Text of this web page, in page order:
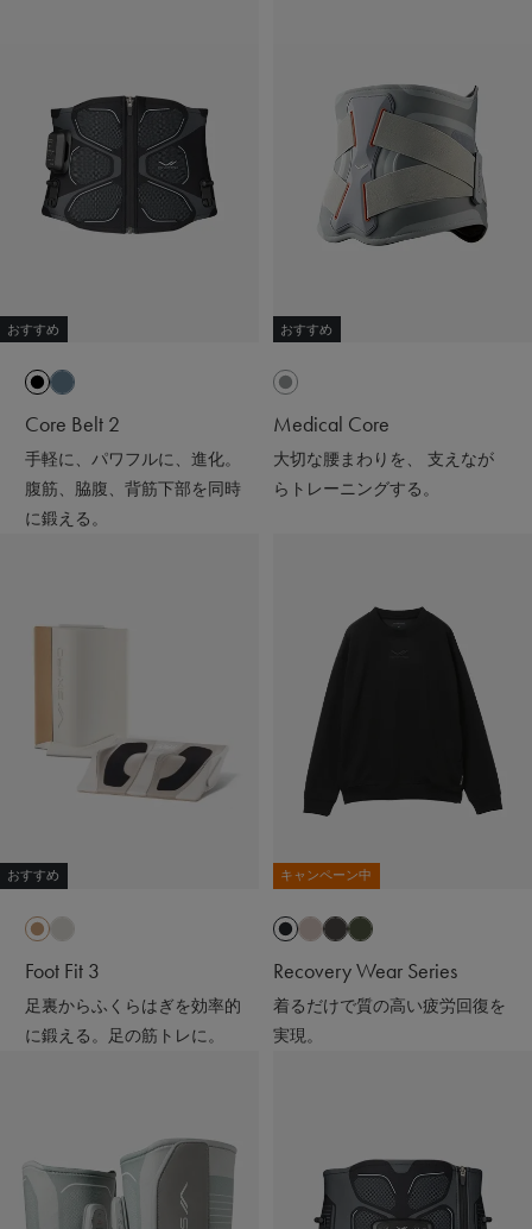
#シックスパッド
#リカバリーウェア
#着るだけで疲労回復
着心地もめっちゃよきだよ❤️‍🔥
#PR
#SIXPAD
#シックスパッド
#着るだけで疲労回復
#ブラックコーデ#ニット帽#ママコーデ
おすすめ
Core Belt 2
手軽に、パワフルに、進化。
腹筋、脇腹、背筋下部を同時
に鍛える。
おすすめ
Medical Core
大切な腰まわりを、 支えなが
らトレーニングする。
おすすめ
Foot Fit 3
足裏からふくらはぎを効率的
に鍛える。足の筋トレに。
キャンペーン中
Recovery Wear Series
着るだけで質の高い疲労回復を
実現。